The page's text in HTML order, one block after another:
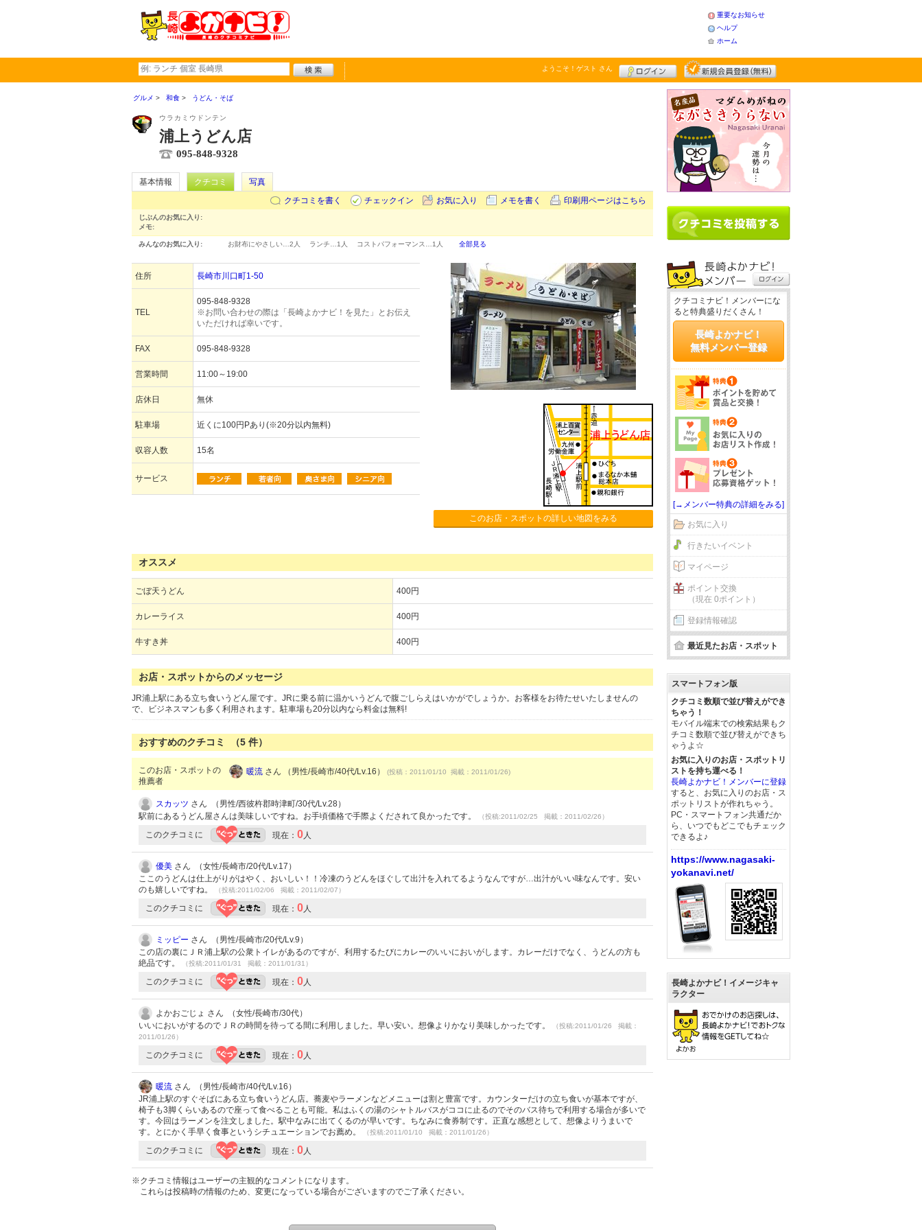
重要なお知らせ
ヘルプ
ホーム
ようこそ！ ゲスト さん
グルメ 和食 うどん・そば
ウラカミウドンテン
浦上うどん店
095-848-9328
基本情報 クチコミ
写真
クチコミを書く
チェックイン お気に入り メモを書く 印刷用ページはこちら
じぶんのお気に入り:
メモ:
みんなのお気に入り: お財布にやさしい… 2人 ランチ… 1人 コストパフォーマンス… 1人 全部見る
住所 長崎市川口町1-50
TEL
095-848-9328
※お問い合わせの際は「長崎よかナビ！を見た」とお伝え
いただければ幸いです。
FAX 095-848-9328
営業時間 11:00～19:00
店休日 無休
駐車場 近くに100円Pあり(※20分以内無料)
収容人数 15名
サービス
このお店・スポットの詳しい地図をみる
オススメ
ごぼ天うどん 400円
カレーライス 400円
牛すき丼 400円
お店・スポットからのメッセージ
JR浦上駅にある立ち食いうどん屋です。JRに乗る前に温かいうどんで腹ごしらえはいかがでしょうか。お客様をお待たせいたしませんの
で、ビジネスマンも多く利用されます。駐車場も20分以内なら料金は無料!
おすすめのクチコミ （5 件）
このお店・スポットの
推薦者
暖流 さん （男性/長崎市/40代/Lv.16） (投稿：2011/01/10 掲載：2011/01/26)
スカッツ さん （男性/西彼杵郡時津町/30代/Lv.28）
駅前にあるうどん屋さんは美味しいですね。お手頃価格で手際よくだされて良かったです。
（投稿:2011/02/25 掲載：2011/02/26）
このクチコミに 現在： 0人
優美 さん （女性/長崎市/20代/Lv.17）
ここのうどんは仕上がりがはやく、おいしい！！冷凍のうどんをほぐして出汁を入れてるようなんですが…出汁がいい味なんです。安い
のも嬉しいですね。
（投稿:2011/02/06 掲載：2011/02/07）
このクチコミに 現在： 0人
ミッピー さん （男性/長崎市/20代/Lv.9）
この店の裏にＪＲ浦上駅の公衆トイレがあるのですが、利用するたびにカレーのいいにおいがします。カレーだけでなく、うどんの方も
絶品です。
（投稿:2011/01/31 掲載：2011/01/31）
このクチコミに 現在： 0人
よかおごじょ さん （女性/長崎市/30代）
いいにおいがするのでＪＲの時間を待ってる間に利用しました。早い安い。想像よりかなり美味しかったです。
（投稿:2011/01/26 掲載：
2011/01/26）
このクチコミに 現在： 0人
暖流 さん （男性/長崎市/40代/Lv.16）
JR浦上駅のすぐそばにある立ち食いうどん店。蕎麦やラーメンなどメニューは割と豊富です。カウンターだけの立ち食いが基本ですが、
椅子も3脚くらいあるので座って食べることも可能。私はふくの湯のシャトルバスがココに止るのでそのバス待ちで利用する場合が多いで
す。今回はラーメンを注文しました。駅中なみに出てくるのが早いです。ちなみに食券制です。正直な感想として、想像よりうまいで
す。とにかく手早く食事というシチュエーションでお薦め。
（投稿:2011/01/10 掲載：2011/01/26）
このクチコミに 現在： 0人
※クチコミ情報はユーザーの主観的なコメントになります。
これらは投稿時の情報のため、変更になっている場合がございますのでご了承ください。
クチコミナビ！メンバーにな
ると特典盛りだくさん！
長崎よかナビ！
無料メンバー登録
[→メンバー特典の詳細をみる]
お気に入り
行きたいイベント
マイページ
ポイント交換
（現在 0ポイント）
登録情報確認
最近見たお店・スポット
スマートフォン版
クチコミ数順で並び替えができ
ちゃう！
モバイル端末での検索結果もク
チコミ数順で並び替えができち
ゃうよ☆
お気に入りのお店・スポットリ
ストを持ち運べる！
長崎よかナビ！メンバーに登録
すると、お気に入りのお店・ス
ポットリストが作れちゃう。
PC・スマートフォン共通だか
ら、いつでもどこでもチェック
できるよ♪
https://www.nagasaki-
yokanavi.net/
長崎よかナビ！イメージキャ
ラクター